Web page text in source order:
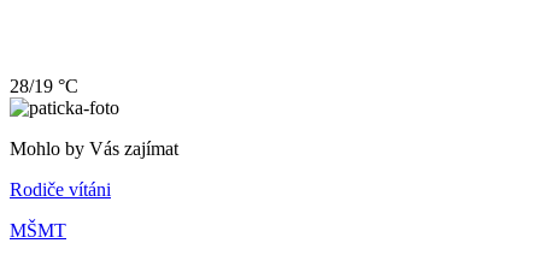
28/19 °C
Mohlo by Vás zajímat
Rodiče vítáni
MŠMT